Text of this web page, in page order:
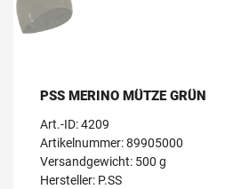
PSS MERINO MÜTZE GRÜN
Art.-ID:4209
Artikelnummer: 89905000
Versandgewicht: 500 g
Hersteller: P.SS